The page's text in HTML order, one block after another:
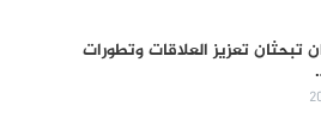
تبحثان تعزيز العلاقات وتطورات